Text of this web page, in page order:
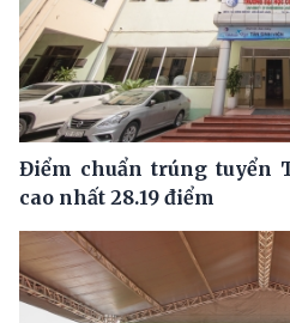
Điểm chuẩn trúng tuyển
cao nhất 28.19 điểm